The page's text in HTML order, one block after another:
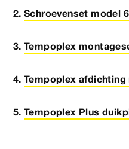
Schroevenset model
Tempoplex
Tempoplex afdichting
Tempoplex Plus